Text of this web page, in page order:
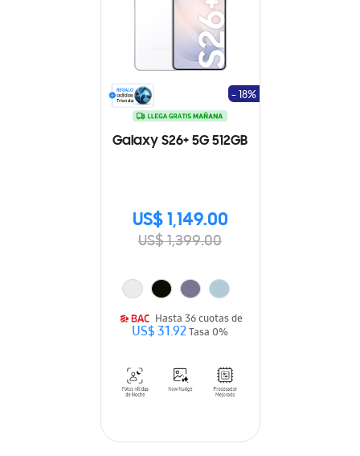
Galaxy S26+ 5G 512GB
US$ 1,149.00
US$ 1,399.00
- 18%
Hasta 36 cuotas de
US$ 31.92Tasa 0%